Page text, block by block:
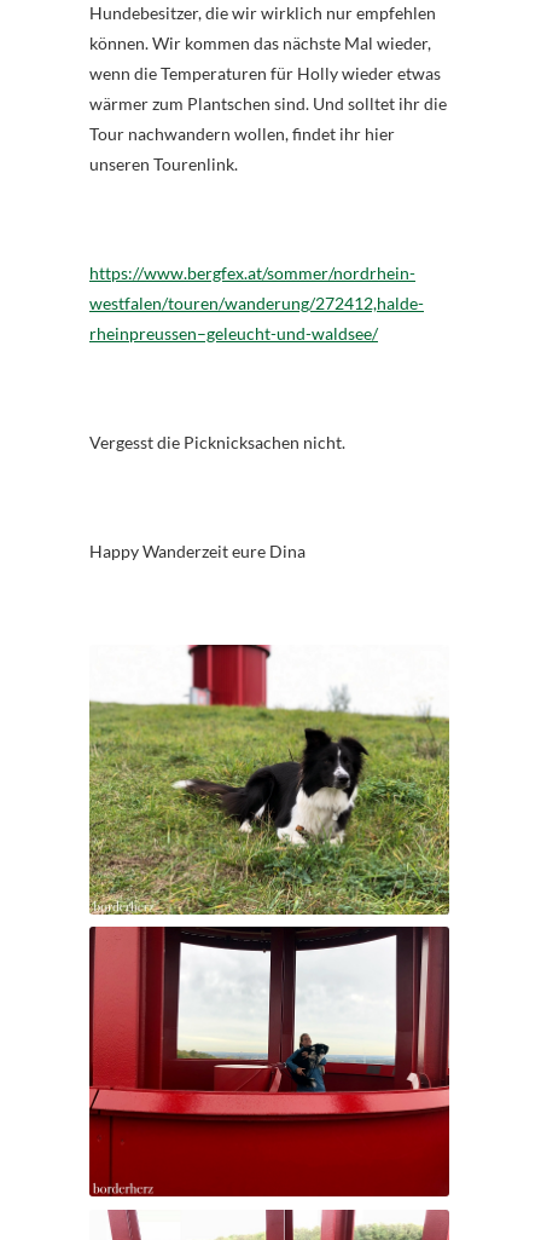
Hundebesitzer, die wir wirklich nur empfehlen
können. Wir kommen das nächste Mal wieder,
wenn die Temperaturen für Holly wieder etwas
wärmer zum Plantschen sind. Und solltet ihr die
Tour nachwandern wollen, findet ihr hier
unseren Tourenlink.
https://www.bergfex.at/sommer/nordrhein-
westfalen/touren/wanderung/272412,halde-
rheinpreussen–geleucht-und-waldsee/
Vergesst die Picknicksachen nicht.
Happy Wanderzeit eure Dina